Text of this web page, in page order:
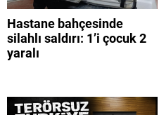
Hastane bahçesinde
silahlı saldırı: 1’i çocuk 2
yaralı